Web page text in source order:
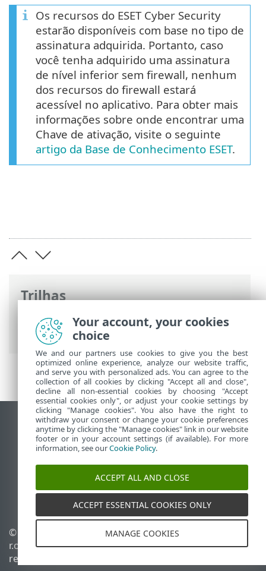
Trilhas
Ajuda on-line ESET>ESET Cyber Security
Ativação do produto
Os recursos do ESET Cyber Security
estarão disponíveis com base no tipo de
assinatura adquirida. Portanto, caso
você tenha adquirido uma assinatura
de nível inferior sem firewall, nenhum
dos recursos do firewall estará
acessível no aplicativo. Para obter mais
informações sobre onde encontrar uma
Chave de ativação, visite o seguinte
artigo da Base de Conhecimento ESET.
Ver site para desktop
End of Life
Base de conhecimento ESET
Fórum ESET
ESET Status Portal
Suporte regional
© 1992 - 2025 ESET, spol. s
r.o. - Todos os direitos
reservados.
Gerenciar cookies
Política de cookies
Your account, your cookies
choice
We and our partners use cookies to give you the best
optimized online experience, analyze our website traffic,
and serve you with personalized ads. You can agree to the
collection of all cookies by clicking "Accept all and close",
decline all non-essential cookies by choosing "Accept
essential cookies only", or adjust your cookie settings by
clicking "Manage cookies". You also have the right to
withdraw your consent or change your cookie preferences
anytime by clicking the "Manage cookies" link in our website
footer or in your account settings (if available). For more
information, see ourCookie Policy.
ACCEPT ALL AND CLOSE
ACCEPT ESSENTIAL COOKIES ONLY
MANAGE COOKIES